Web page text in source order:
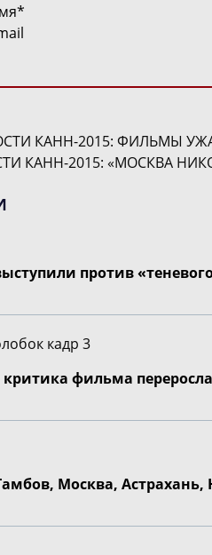
КАНН-2015: ФИЛЬМЫ
КАНН-2015: «МОСКВА
против
фильма
Москва,